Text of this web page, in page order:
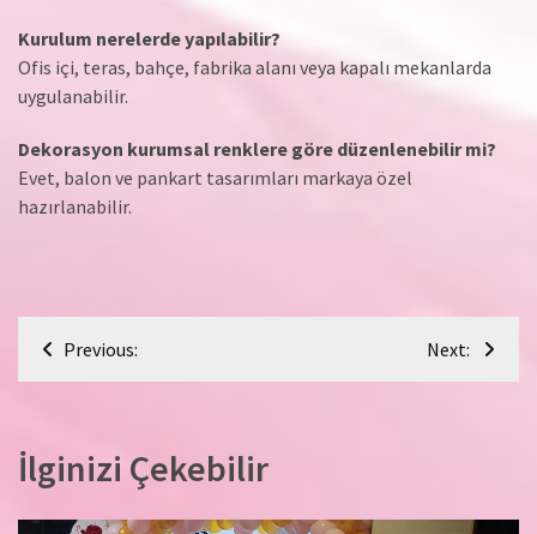
Kurulum nerelerde yapılabilir?
Ofis içi, teras, bahçe, fabrika alanı veya kapalı mekanlarda
uygulanabilir.
Dekorasyon kurumsal renklere göre düzenlenebilir mi?
Evet, balon ve pankart tasarımları markaya özel
hazırlanabilir.
Yazı
gezinmesi
Previous: Next:
İlginizi Çekebilir